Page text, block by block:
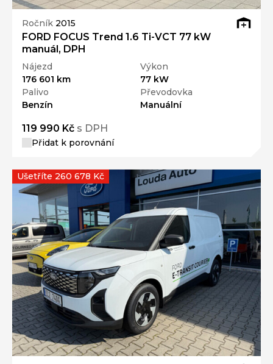
Ročník 2015
FORD FOCUS Trend 1.6 Ti-VCT 77 kW
manuál, DPH
Nájezd
176 601 km
Výkon
77 kW
Palivo
Benzín
Převodovka
Manuální
119 990 Kč s DPH
Přidat k porovnání
Ušetříte 260 678 Kč